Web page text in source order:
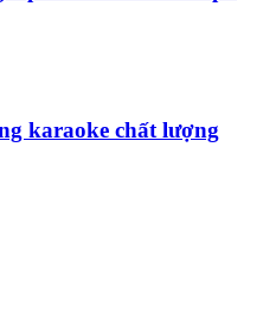
karaoke chất lượng